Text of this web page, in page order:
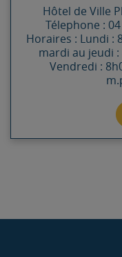
Hôtel de Ville
Télephone :
Horaires : Lundi :
mardi au jeudi :
Vendredi :